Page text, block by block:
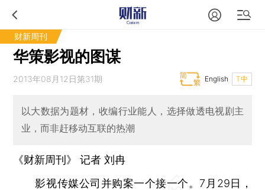
财新周刊
华策影视的图谋
2013年08月12日第31期 T中
English
以大数据为题材，收编行业能人，选择做透电视剧主
业，而非赶移动互联的热潮
《财新周刊》 记者刘冉
影视传媒公司并购案一个接一个。7月29日，